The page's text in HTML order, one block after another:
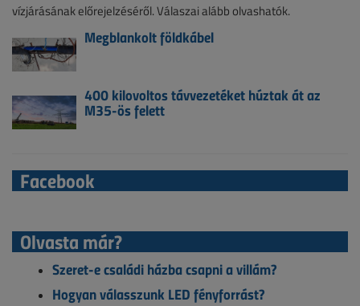
vízjárásának előrejelzéséről. Válaszai alább olvashatók.
Megblankolt földkábel
400 kilovoltos távvezetéket húztak át az
M35-ös felett
Facebook
Olvasta már?
Szeret-e családi házba csapni a villám?
Hogyan válasszunk LED fényforrást?